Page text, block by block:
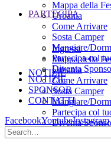
PARTECIPA
Ingressi
Mappa della
Urbania
Come Arrivare
Sosta Camper
Mangiare/
Partecipa col
Diventa
NOTIZIE
SPONSOR
Mappa della
Urbania
Come Arrivare
Sosta Camper
Mangiare/
Partecipa col
Diventa
NOTIZIE
SPONSOR
CONTATTI
FacebookYoutubeInstagram